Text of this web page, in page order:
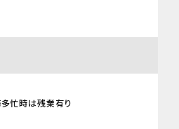
時は残業有り